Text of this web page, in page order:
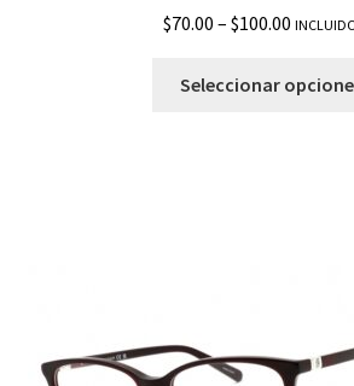
$70.00 – $100.00
Seleccionar